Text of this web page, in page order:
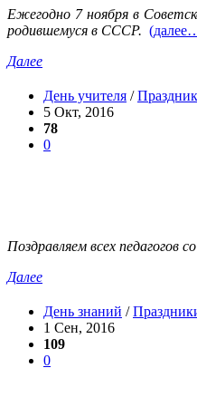
Ежегодно 7 ноября в
родившемуся в СССР.
Далее
День учителя /
5 Окт, 2016
78
0
Поздравляем всех педагогов
Далее
День знаний /
1 Сен, 2016
109
0